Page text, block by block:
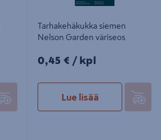
Tarhakehäkukka siemen
Nelson Garden väriseos
0,45€/kpl
0,45 € / kpl
Lue lisää